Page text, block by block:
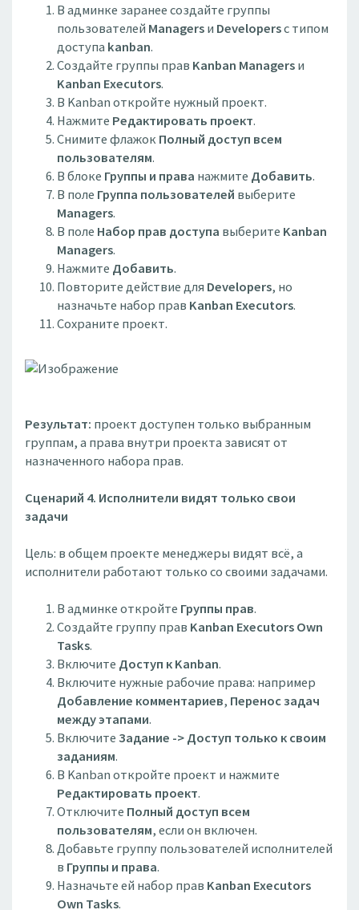
В админке заранее создайте группы
пользователей Managersи Developersс типом
доступа kanban.
Создайте группы прав Kanban Managersи
Kanban Executors.
В Kanban откройте нужный проект.
Нажмите Редактировать проект.
Снимите флажокПолный доступ всем
пользователям.
В блоке Группы и права нажмите Добавить.
В поле Группа пользователей выберите
Managers.
В поле Набор прав доступа выберите Kanban
Managers.
Нажмите Добавить.
Повторите действие для Developers, но
назначьте набор прав Kanban Executors.
Сохраните проект.
Результат: проект доступен только выбранным
группам, а права внутри проекта зависят от
назначенного набора прав.
Сценарий 4. Исполнители видят только свои
задачи
Цель: в общем проекте менеджеры видят всё, а
исполнители работают только со своими задачами.
В админке откройте Группы прав.
Создайте группу прав Kanban Executors Own
Tasks.
Включите Доступ к Kanban.
Включите нужные рабочие права: например
Добавление комментариев, Перенос задач
между этапами.
ВключитеЗадание -> Доступ только к своим
заданиям.
В Kanban откройте проект и нажмите
Редактировать проект.
Отключите Полный доступ всем
пользователям, если он включен.
Добавьте группу пользователей исполнителей
в Группы и права.
Назначьте ей набор прав Kanban Executors
Own Tasks.